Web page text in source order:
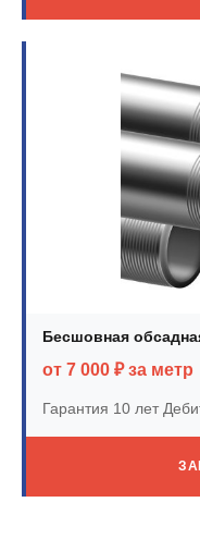
Бесшовная
от 7 000 ₽ за метр
Гарантия 10 лет